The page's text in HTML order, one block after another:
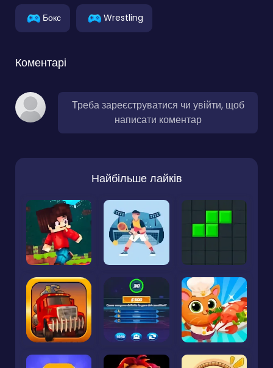
Бокс Wrestling
Коментарі
Треба зареєструватися чи увійти, щоб
написати коментар
Найбільше лайків